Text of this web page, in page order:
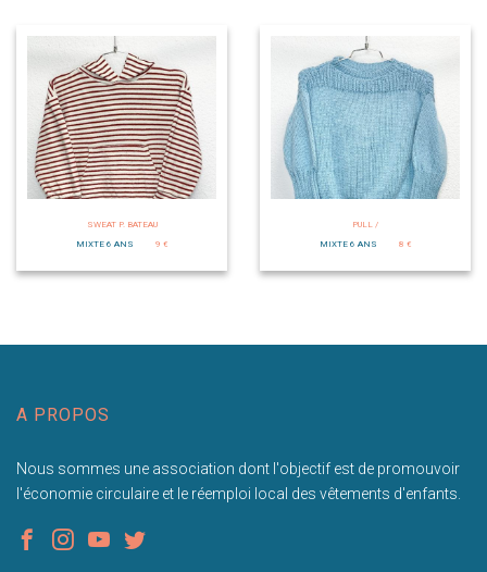
SWEAT P. BATEAU
MIXTE 6 ANS
9 €
PULL /
MIXTE 6 ANS
8 €
A PROPOS
Nous sommes une association dont l'objectif est de promouvoir
l'économie circulaire et le réemploi local des vêtements d'enfants.